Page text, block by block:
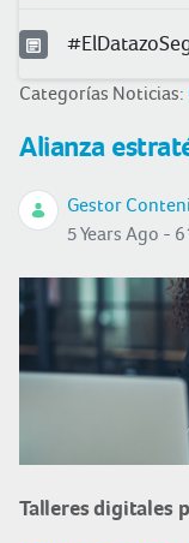
Categorías Noticias:
Alianza
Gestor
5 Years Ago -
Talleres digitales